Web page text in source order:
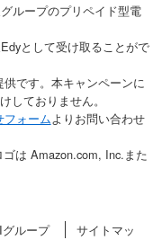
ループのプリペイド型電
として受け取ることがで
です。本キャンペーンに
しておりません。
フォームよりお問い合わせ
は Amazon.com, Inc.また
ループ サイトマッ